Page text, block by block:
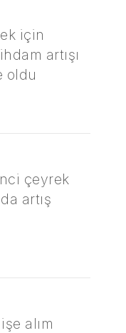
için
artışı
oldu
çeyrek
artış
alım